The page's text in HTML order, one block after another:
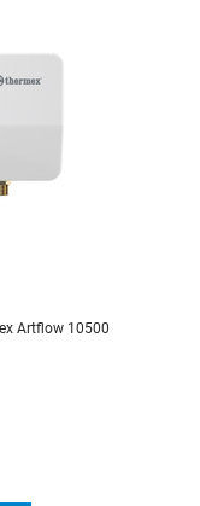
Artflow 10500